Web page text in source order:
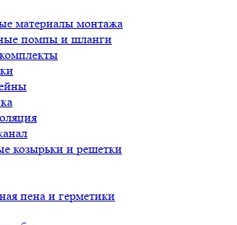
материалы монтажа
помпы и шланги
козырьки и решетки
пена и герметики